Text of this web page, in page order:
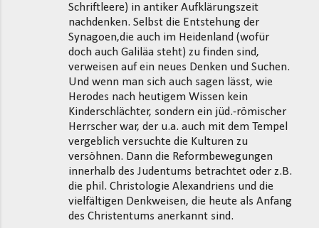
Schriftleere) in antiker Aufklärungszeit
nachdenken. Selbst die Entstehung der
Synagoen,die auch im Heidenland (wofür
doch auch Galiläa steht) zu finden sind,
verweisen auf ein neues Denken und Suchen.
Und wenn man sich auch sagen lässt, wie
Herodes nach heutigem Wissen kein
Kinderschlächter, sondern ein jüd.-römischer
Herrscher war, der u.a. auch mit dem Tempel
vergeblich versuchte die Kulturen zu
versöhnen. Dann die Reformbewegungen
innerhalb des Judentums betrachtet oder z.B.
die phil. Christologie Alexandriens und die
vielfältigen Denkweisen, die heute als Anfang
des Christentums anerkannt sind.